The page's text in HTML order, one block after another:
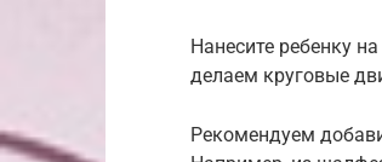
Нанесите ребенку
делаем круговые
Рекомендуем